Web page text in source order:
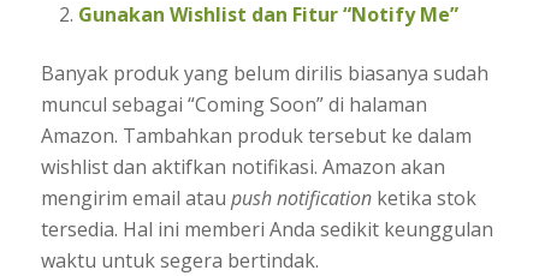
Gunakan Wishlist dan Fitur “Notify Me”
Banyak produk yang belum dirilis biasanya sudah
muncul sebagai “Coming Soon” di halaman
Amazon. Tambahkan produk tersebut ke dalam
wishlist dan aktifkan notifikasi. Amazon akan
mengirim email atau push notificationketika stok
tersedia. Hal ini memberi Anda sedikit keunggulan
waktu untuk segera bertindak.